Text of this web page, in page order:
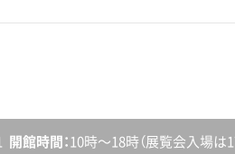
開館時間 10時〜18時 （展覧会入場は